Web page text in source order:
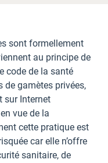
sont formellement
au principe de
code de la santé
de gamètes privées,
sur Internet
vue de la
cette pratique est
car elle n’offre
sanitaire, de